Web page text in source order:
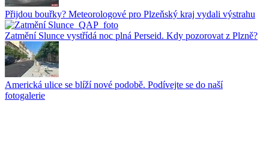
Přijdou bouřky? Meteorologové pro Plzeňský kraj vydali výstrahu
Zatmění Slunce vystřídá noc plná Perseid. Kdy pozorovat z Plzně?
Americká ulice se blíží nové podobě. Podívejte se do naší
fotogalerie